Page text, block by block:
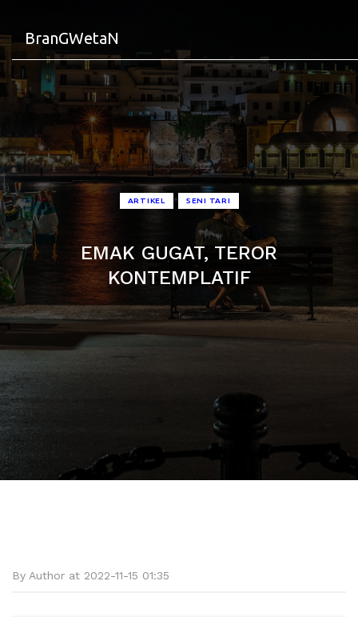
BranGWetaN
ARTIKEL • SENI TARI
EMAK GUGAT, TEROR
KONTEMPLATIF
By Author at 2022-11-15 01:35